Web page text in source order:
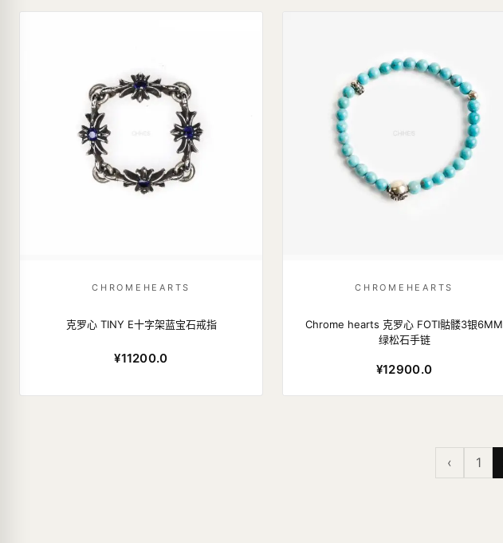
CHROMEHEARTS
克罗心 TINY E十字架蓝宝石戒指
¥11200.0
CHROMEHEARTS
Chrome hearts 克罗心 FOTI骷髅3银6MM
绿松石手链
¥12900.0
‹ 1